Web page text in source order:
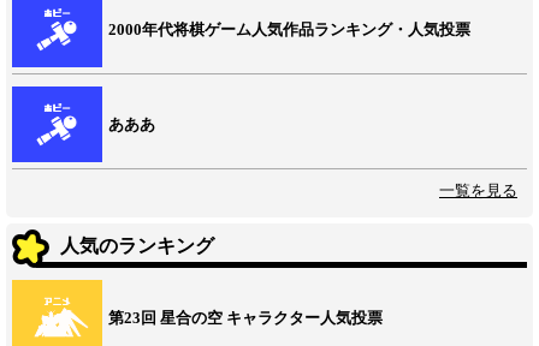
2000年代将棋ゲーム人気作品ランキング・人気投票
あああ
一覧を見る
人気のランキング
第23回 星合の空 キャラクター人気投票